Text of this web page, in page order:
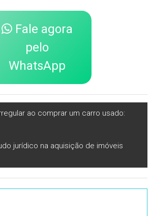
Fale agora
pelo
WhatsApp
ao comprar um carro usado:
jurídico na aquisição de imóveis